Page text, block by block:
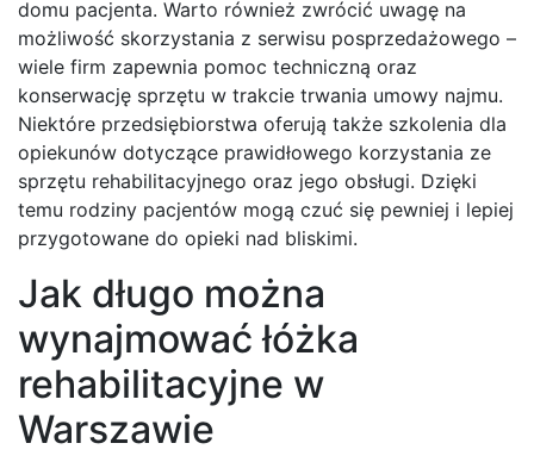
domu pacjenta. Warto również zwrócić uwagę na
możliwość skorzystania z serwisu posprzedażowego –
wiele firm zapewnia pomoc techniczną oraz
konserwację sprzętu w trakcie trwania umowy najmu.
Niektóre przedsiębiorstwa oferują także szkolenia dla
opiekunów dotyczące prawidłowego korzystania ze
sprzętu rehabilitacyjnego oraz jego obsługi. Dzięki
temu rodziny pacjentów mogą czuć się pewniej i lepiej
przygotowane do opieki nad bliskimi.
Jak długo można
wynajmować łóżka
rehabilitacyjne w
Warszawie